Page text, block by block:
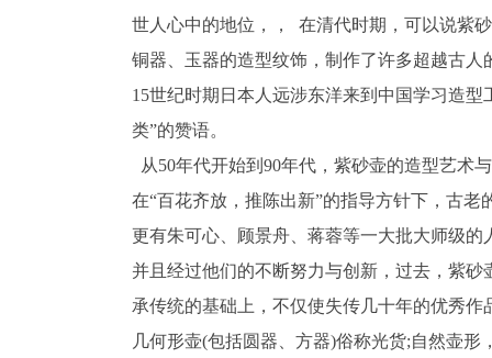
世人心中的地位，， 在清代时期，可以说紫
铜器、玉器的造型纹饰，制作了许多超越古人
15世纪时期日本人远涉东洋来到中国学习造
类”的赞语。
从50年代开始到90年代，紫砂壶的造型艺术
在“百花齐放，推陈出新”的指导方针下，古
更有朱可心、顾景舟、蒋蓉等一大批大师级
并且经过他们的不断努力与创新，过去，紫
承传统的基础上，不仅使失传几十年的优秀
几何形壶(包括圆器、方器)俗称光货;自然壶